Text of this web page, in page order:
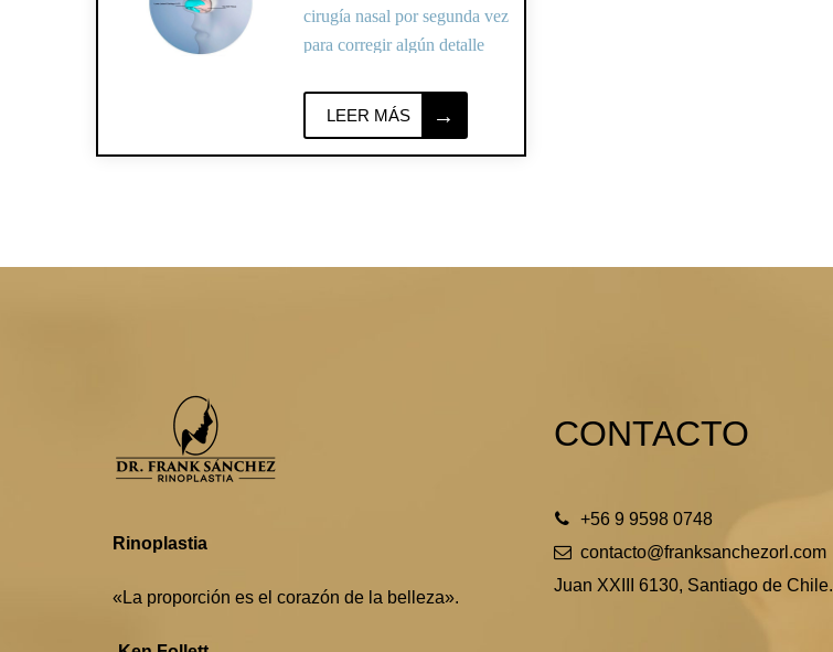
cirugía nasal por segunda vez
para corregir algún detalle
funcional que falló en la
LEER MÁS
Rinoplastia
«La proporción es el corazón de la belleza».
CONTACTO
+56 9 9598 0748
contacto@franksanchezorl.com
Juan XXIII 6130, Santiago de Chile.